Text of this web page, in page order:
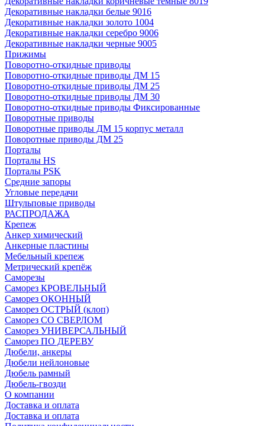
Декоративные накладки белые 9016
Декоративные накладки золото 1004
Декоративные накладки серебро 9006
Декоративные накладки черные 9005
Прижимы
Поворотно-откидные приводы
Поворотно-откидные приводы ДМ 15
Поворотно-откидные приводы ДМ 25
Поворотно-откидные приводы ДМ 30
Поворотно-откидные приводы Фиксированные
Поворотные приводы
Поворотные приводы ДМ 15 корпус металл
Поворотные приводы ДМ 25
Порталы
Порталы HS
Порталы PSK
Средние запоры
Угловые передачи
Штульповые приводы
РАСПРОДАЖА
Крепеж
Анкер химический
Анкерные пластины
Мебельный крепеж
Метрический крепёж
Саморезы
Саморез КРОВЕЛЬНЫЙ
Саморез ОКОННЫЙ
Саморез ОСТРЫЙ (клоп)
Саморез СО СВЕРЛОМ
Саморез УНИВЕРСАЛЬНЫЙ
Саморез ПО ДЕРЕВУ
Дюбели, анкеры
Дюбели нейлоновые
Дюбель рамный
Дюбель-гвозди
О компании
Доставка и оплата
Доставка и оплата